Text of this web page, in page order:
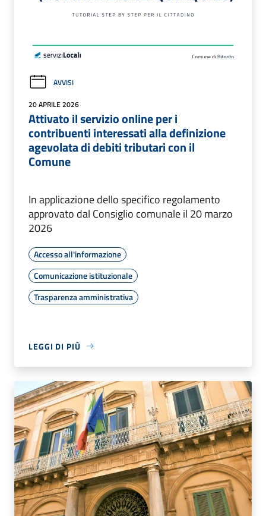
AVVISI
20 APRILE 2026
Attivato il servizio online per i
contribuenti interessati alla definizione
agevolata di debiti tributari con il
Comune
In applicazione dello specifico regolamento
approvato dal Consiglio comunale il 20 marzo
2026
Accesso all'informazione
Comunicazione istituzionale
Trasparenza amministrativa
LEGGI DI PIÙ